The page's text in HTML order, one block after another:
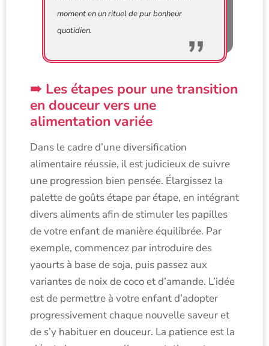
moment en un rituel de pur bonheur
quotidien.
Les étapes pour une transition
en douceur vers une
alimentation variée
Dans le cadre d’une diversification
alimentaire réussie, il est judicieux de suivre
une progression bien pensée. Élargissez la
palette de goûts étape par étape, en intégrant
divers aliments afin de stimuler les papilles
de votre enfant de manière équilibrée. Par
exemple, commencez par introduire des
yaourts à base de soja, puis passez aux
variantes de noix de coco et d’amande. L’idée
est de permettre à votre enfant d’adopter
progressivement chaque nouvelle saveur et
de s’y habituer en douceur. La patience est la